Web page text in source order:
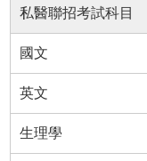
私醫聯招考試科目
國文
英文
生理學